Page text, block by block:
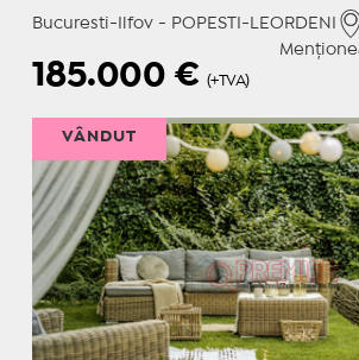
Bucuresti-Ilfov - POPESTI-LEORDENI
185.000 € (+TVA)
VÂNDUT